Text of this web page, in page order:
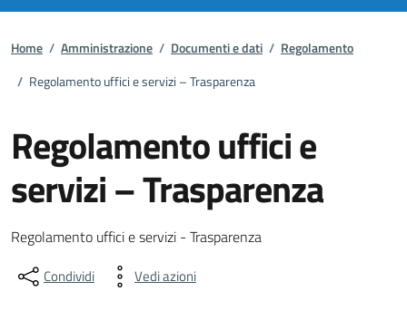
Home / Amministrazione / Documenti e dati / Regolamento
/ Regolamento uffici e servizi – Trasparenza
Regolamento uffici e
servizi – Trasparenza
Dettagli del documento
Regolamento uffici e servizi - Trasparenza
Condividi Vedi azioni